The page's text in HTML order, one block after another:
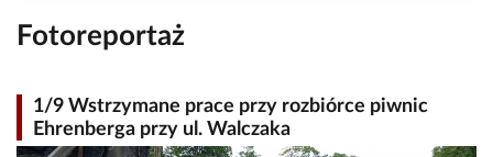
Fotoreportaż
1/9 Wstrzymane prace przy rozbiórce piwnic
Ehrenberga przy ul. Walczaka